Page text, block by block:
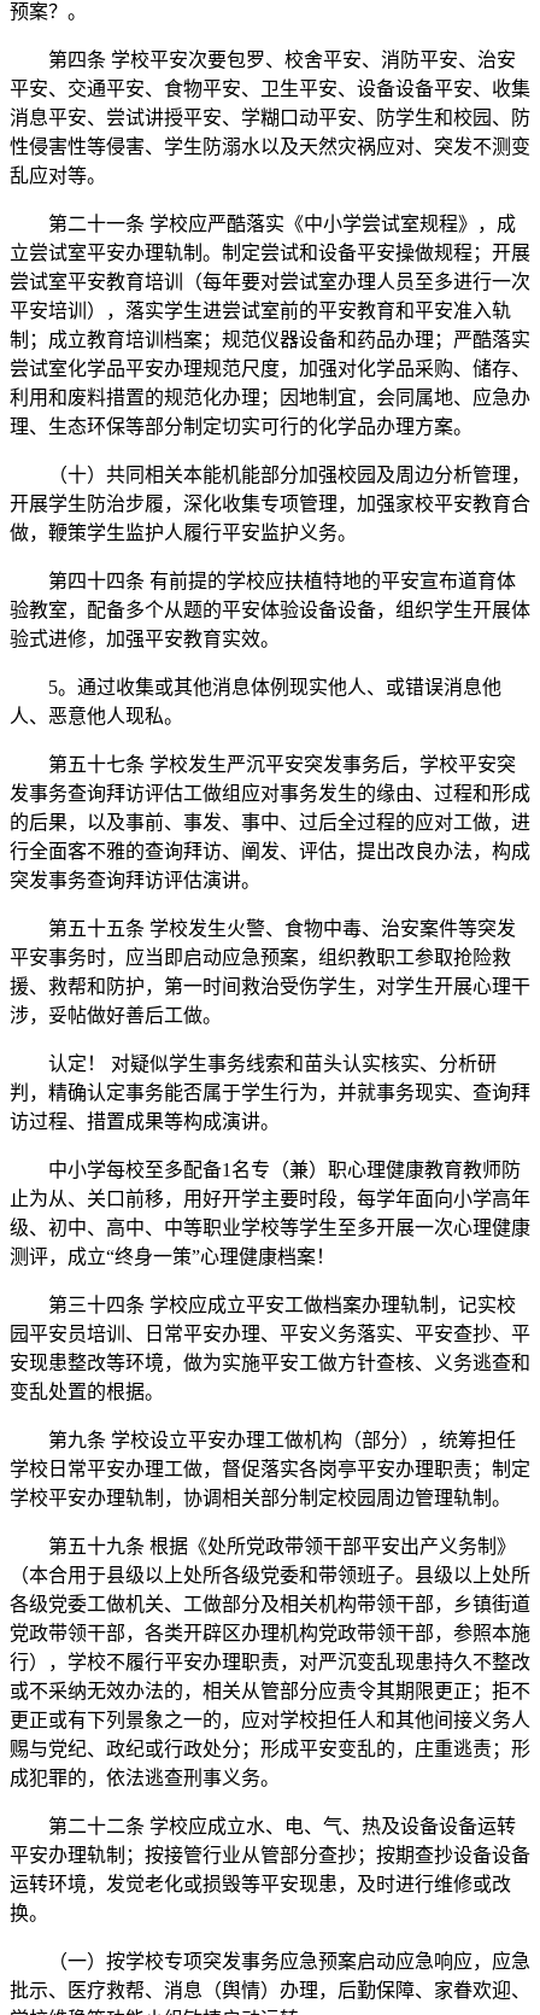
预案？。
第四条 学校平安次要包罗、校舍平安、消防平安、治安
平安、交通平安、食物平安、卫生平安、设备设备平安、收集
消息平安、尝试讲授平安、学糊口动平安、防学生和校园、防
性侵害性等侵害、学生防溺水以及天然灾祸应对、突发不测变
乱应对等。
第二十一条 学校应严酷落实《中小学尝试室规程》，成
立尝试室平安办理轨制。制定尝试和设备平安操做规程；开展
尝试室平安教育培训（每年要对尝试室办理人员至多进行一次
平安培训），落实学生进尝试室前的平安教育和平安准入轨
制；成立教育培训档案；规范仪器设备和药品办理；严酷落实
尝试室化学品平安办理规范尺度，加强对化学品采购、储存、
利用和废料措置的规范化办理；因地制宜，会同属地、应急办
理、生态环保等部分制定切实可行的化学品办理方案。
（十）共同相关本能机能部分加强校园及周边分析管理，
开展学生防治步履，深化收集专项管理，加强家校平安教育合
做，鞭策学生监护人履行平安监护义务。
第四十四条 有前提的学校应扶植特地的平安宣布道育体
验教室，配备多个从题的平安体验设备设备，组织学生开展体
验式进修，加强平安教育实效。
5。通过收集或其他消息体例现实他人、或错误消息他
人、恶意他人现私。
第五十七条 学校发生严沉平安突发事务后，学校平安突
发事务查询拜访评估工做组应对事务发生的缘由、过程和形成
的后果，以及事前、事发、事中、过后全过程的应对工做，进
行全面客不雅的查询拜访、阐发、评估，提出改良办法，构成
突发事务查询拜访评估演讲。
第五十五条 学校发生火警、食物中毒、治安案件等突发
平安事务时，应当即启动应急预案，组织教职工参取抢险救
援、救帮和防护，第一时间救治受伤学生，对学生开展心理干
涉，妥帖做好善后工做。
认定！ 对疑似学生事务线索和苗头认实核实、分析研
判，精确认定事务能否属于学生行为，并就事务现实、查询拜
访过程、措置成果等构成演讲。
中小学每校至多配备1名专（兼）职心理健康教育教师防
止为从、关口前移，用好开学主要时段，每学年面向小学高年
级、初中、高中、中等职业学校等学生至多开展一次心理健康
测评，成立“终身一策”心理健康档案！
第三十四条 学校应成立平安工做档案办理轨制，记实校
园平安员培训、日常平安办理、平安义务落实、平安查抄、平
安现患整改等环境，做为实施平安工做方针查核、义务逃查和
变乱处置的根据。
第九条 学校设立平安办理工做机构（部分），统筹担任
学校日常平安办理工做，督促落实各岗亭平安办理职责；制定
学校平安办理轨制，协调相关部分制定校园周边管理轨制。
第五十九条 根据《处所党政带领干部平安出产义务制》
（本合用于县级以上处所各级党委和带领班子。县级以上处所
各级党委工做机关、工做部分及相关机构带领干部，乡镇街道
党政带领干部，各类开辟区办理机构党政带领干部，参照本施
行），学校不履行平安办理职责，对严沉变乱现患持久不整改
或不采纳无效办法的，相关从管部分应责令其期限更正；拒不
更正或有下列景象之一的，应对学校担任人和其他间接义务人
赐与党纪、政纪或行政处分；形成平安变乱的，庄重逃责；形
成犯罪的，依法逃查刑事义务。
第二十二条 学校应成立水、电、气、热及设备设备运转
平安办理轨制；按接管行业从管部分查抄；按期查抄设备设备
运转环境，发觉老化或损毁等平安现患，及时进行维修或改
换。
（一）按学校专项突发事务应急预案启动应急响应，应急
批示、医疗救帮、消息（舆情）办理，后勤保障、家眷欢迎、